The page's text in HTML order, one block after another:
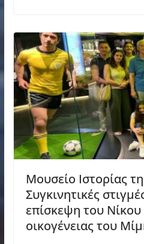
Μουσείο Ιστορίας
Συγκινητικές
επίσκεψη του Νίκου
οικογένειας του